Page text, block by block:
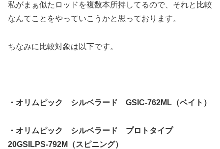
私がまぁ似たロッドを複数本所持してるので、それと比較
なんてことをやっていこうかと思っております。
ちなみに比較対象は以下です。
・オリムピック シルベラード GSIC-762ML（ベイト）
・オリムピック シルベラード プロトタイプ
20GSILPS-792M（スピニング）